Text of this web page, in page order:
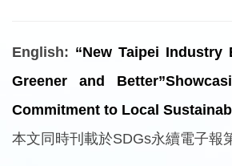
English: “New Taipei Industry
Greener and
Commitment to Local
本文同時刊載於SDGs永續電子報